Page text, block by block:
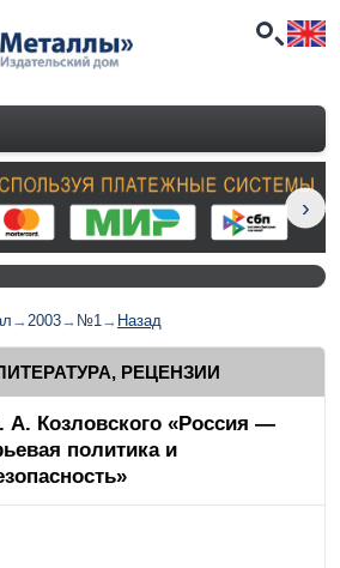
→2003→ №1→ Назад
РЕЦЕНЗИИ
Козловского «Россия —
политика и